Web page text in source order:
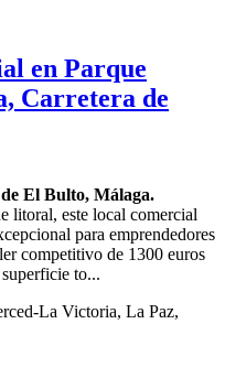
en Parque
Carretera de
El Bulto, Málaga.
litoral, este local comercial
para emprendedores
competitivo de 1300 euros
to...